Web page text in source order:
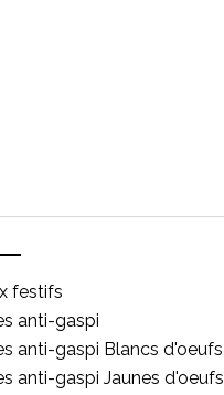
festifs
anti-gaspi
anti-gaspi Blancs d'oeufs
anti-gaspi Jaunes d'oeufs